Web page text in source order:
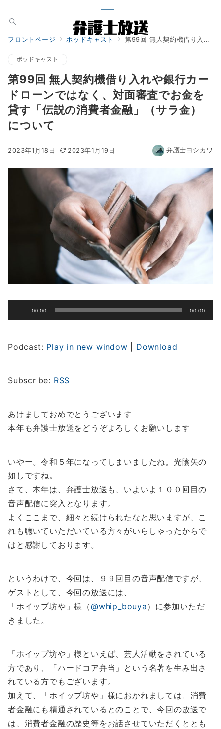
フロントページ ポッドキャスト 第99回 無人契約機借り入れや銀行カードローンではなく、対面審査でお金を貸す「伝説の消費者金融」（サラ金）について
ポッドキャスト
第99回 無人契約機借り入れや銀行カー
ドローンではなく、対面審査でお金を
貸す「伝説の消費者金融」（サラ金）
について
2023年1月18日 2023年1月19日 弁護士ヨシカワ
声
レ
ー
00:00 00:00
Podcast: Play in new window Download
Subscribe: RSS
あけましておめでとうございます
本年も弁護士放送をどうぞよろしくお願いします
いやー。令和５年になってしまいましたね。光陰矢の
如しですね。
さて、本年は、弁護士放送も、いよいよ１００回目の
音声配信に突入となります。
よくここまで、細々と続けられたなと思いますが、こ
れも聴いていただいている方々がいらしゃったからで
はと感謝しております。
というわけで、今回は、９９回目の音声配信ですが、
ゲストとして、今回の放送には、
「ホイップ坊や」様（@whip_bouya ）に参加いただ
きました。
「ホイップ坊や」様といえば、芸人活動をされている
方であり、「ハードコア弁当」という名著を生み出さ
れている方でもございます。
加えて、「ホイップ坊や」様におかれましては、消費
者金融にも精通されているとのことで、今回の放送で
は、消費者金融の歴史等をお話させていただくととも